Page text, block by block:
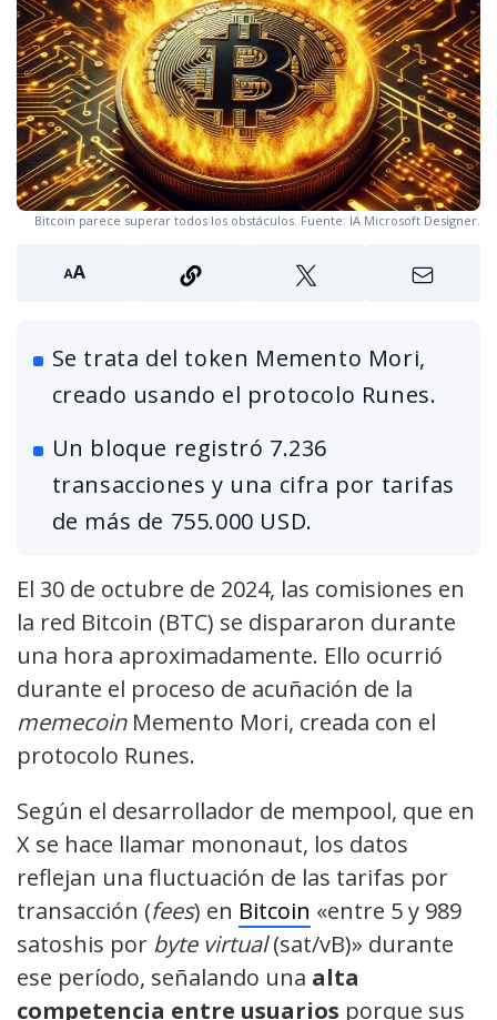
Bitcoin parece superar todos los obstáculos. Fuente: IA Microsoft Designer.
Se trata del token Memento Mori,
creado usando el protocolo Runes.
Un bloque registró 7.236
transacciones y una cifra por tarifas
de más de 755.000 USD.
El 30 de octubre de 2024, las comisiones en
la red Bitcoin (BTC) se dispararon durante
una hora aproximadamente. Ello ocurrió
durante el proceso de acuñación de la
memecoin Memento Mori, creada con el
protocolo Runes.
Según el desarrollador de mempool, que en
X se hace llamar mononaut, los datos
reflejan una fluctuación de las tarifas por
transacción (fees) en Bitcoin «entre 5 y 989
satoshis por byte virtual(sat/vB)» durante
ese período, señalando una alta
competencia entre usuarios porque sus